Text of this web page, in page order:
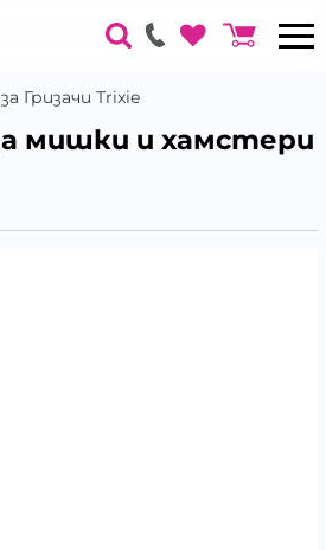
Гризачи Trixie
мишки и хамстери